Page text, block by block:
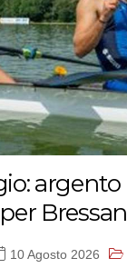
argento
Bressan
10 Agosto 2026